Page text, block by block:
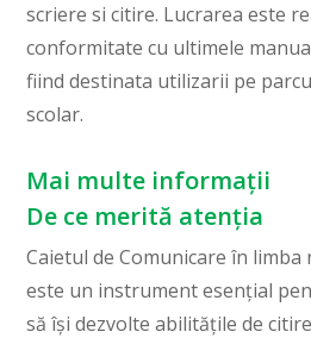
scriere si citire. Lucrarea este
conformitate cu ultimele
fiind destinata utilizarii pe
scolar.
Mai multe informații
De ce merită atenția
Caietul de Comunicare în
este un instrument esențial
să își dezvolte abilitățile de